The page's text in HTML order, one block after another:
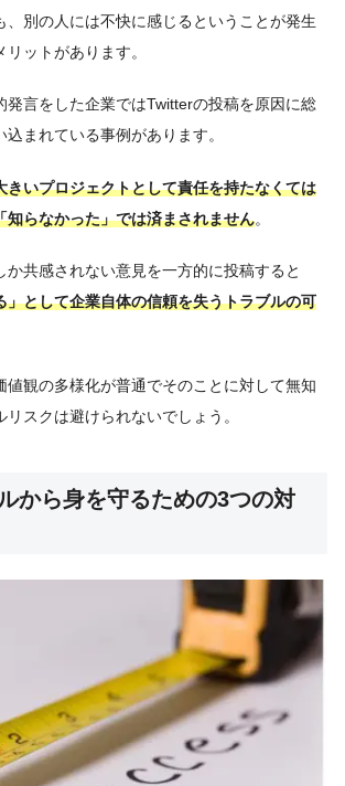
、別の人には不快に感じるということが発生
ットがあります。
発言をした企業ではTwitterの投稿を原因に総
まれている事例があります。
きいプロジェクトとして責任を持たなくては
知らなかった」では済まされません。
か共感されない意見を一方的に投稿すると
」として企業自体の信頼を失うトラブルの可
値観の多様化が普通でそのことに対して無知
スクは避けられないでしょう。
から身を守るための3つの対